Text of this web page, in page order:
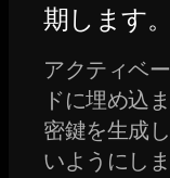
期します。
アクティベ
ドに埋め込
密鍵を生成
いようにしま